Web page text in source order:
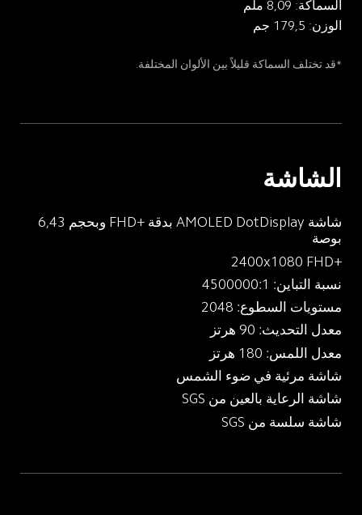
السماكة: 8,09 ملم
الوزن: 179,5 جم
*قد تختلف السماكة قليلاً بين الألوان المختلفة.
الشاشة
شاشة AMOLED DotDisplay بدقة FHD+‎ وبحجم 6,43
بوصة
2400x1080 FHD+‎
نسبة التباين: 4500000:1
مستويات السطوع: 2048
معدل التحديث: 90 هرتز
معدل اللمس: 180 هرتز
شاشة مرئية في ضوء الشمس
شاشة الرعاية بالعين من SGS
شاشة سلسة من SGS